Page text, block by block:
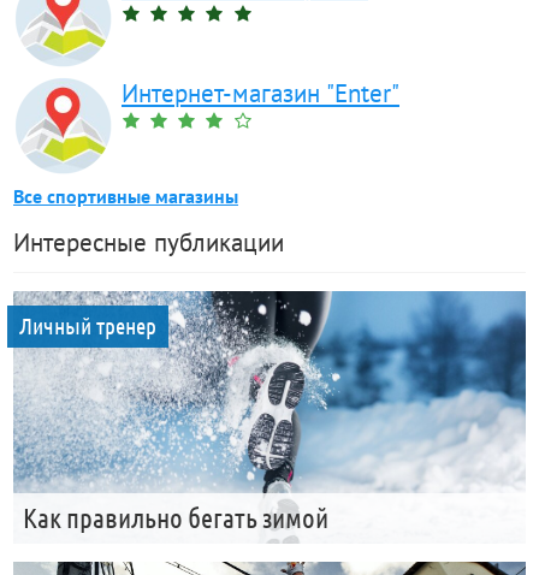
Интернет-магазин "Enter"
Все спортивные магазины
Интересные публикации
Личный тренер
Как правильно бегать зимой